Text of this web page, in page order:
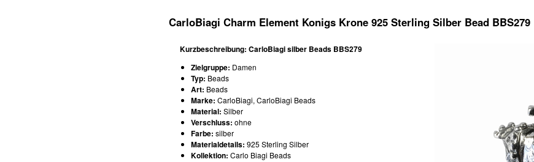
CarloBiagi Charm Element Konigs Krone 925 Sterling Silber Bead BBS279
Kurzbeschreibung: CarloBiagi silber Beads BBS279
Zielgruppe: Damen
Typ: Beads
Art: Beads
Marke: CarloBiagi, CarloBiagi Beads
Material: Silber
Verschluss: ohne
Farbe: silber
Materialdetails: 925 Sterling Silber
Kollektion: Carlo Biagi Beads